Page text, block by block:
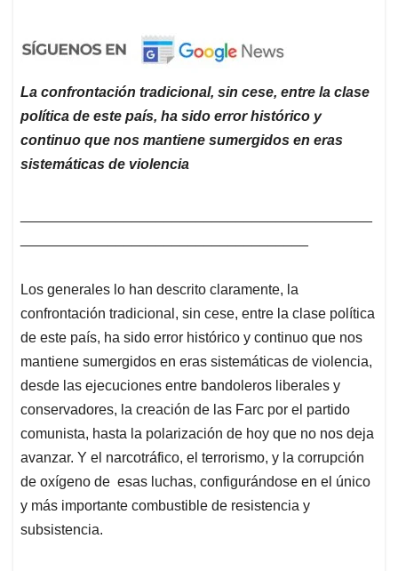
La confrontación tradicional, sin cese, entre la clase
política de este país, ha sido error histórico y
continuo que nos mantiene sumergidos en eras
sistemáticas de violencia
Los generales lo han descrito claramente, la
confrontación tradicional, sin cese, entre la clase política
de este país, ha sido error histórico y continuo que nos
mantiene sumergidos en eras sistemáticas de violencia,
desde las ejecuciones entre bandoleros liberales y
conservadores, la creación de las Farc por el partido
comunista, hasta la polarización de hoy que no nos deja
avanzar. Y el narcotráfico, el terrorismo, y la corrupción
de oxígeno de esas luchas, configurándose en el único
y más importante combustible de resistencia y
subsistencia.